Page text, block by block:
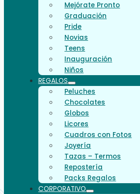
Mejórate Pronto
Graduación
Pride
Novias
Teens
Inauguración
Niños
REGALOS
Peluches
Chocolates
Globos
Licores
Cuadros con Fotos
Joyería
Tazas – Termos
Repostería
Packs Regalos
CORPORATIVO